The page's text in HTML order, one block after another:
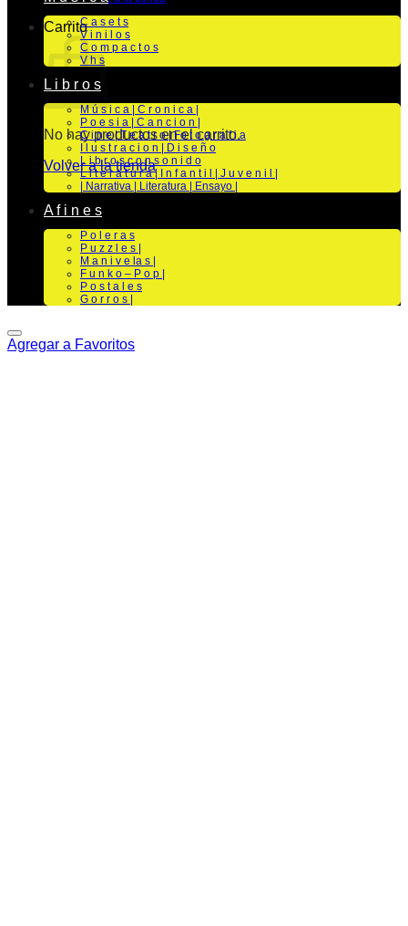
Carrito
No hay productos en el carrito.
Volver a la tienda
C a s e t s
V i n i l o s
C o m p a c t o s
V h s
L i b r o s
M ú s i c a | C r o n i c a |
P o e s i a | C a n c i o n |
C i n e | T e a t r o | Fo t o g r a f i a
I l u s t r a c i o n | D i s e ñ o
L i b r o s c o n s o n i d o
L i t e r a t u r a | I n f a n t i l | J u v e n i l |
| Narrativa | Literatura | Ensayo |
A f i n e s
P o l e r a s
P u z z l e s |
M a n i v e la s |
F u n k o – P o p |
P o s t a l e s
G o r r o s |
Agregar a Favoritos